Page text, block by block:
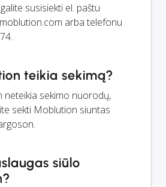
susisiekti el. paštu
arba telefonu
teikia sekimą?
neteikia sekimo nuorodų,
sekti Moblution siuntas
siūlo